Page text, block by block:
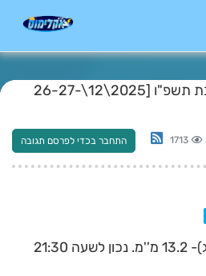
כמויות למערכת ו-ז-ח טבת תשפ"ו [2025\12\26-27-
1713 התחבר בכדי לפרסם תגובה
בני-ברק צפון (קרית הרצוג)- 13.2 מ''מ. נכון לשעה 21:30